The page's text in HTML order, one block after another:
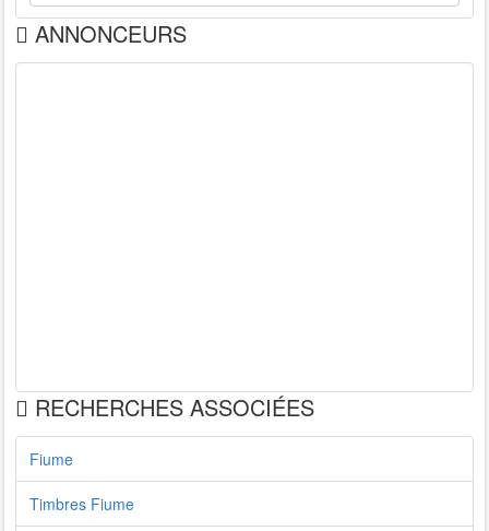
ANNONCEURS
RECHERCHES ASSOCIÉES
Fiume
Timbres Fiume